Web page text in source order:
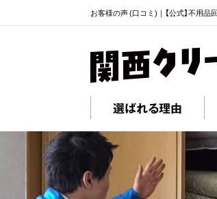
お客様の声 (口コミ)｜【公式】不用品
選ばれる理由